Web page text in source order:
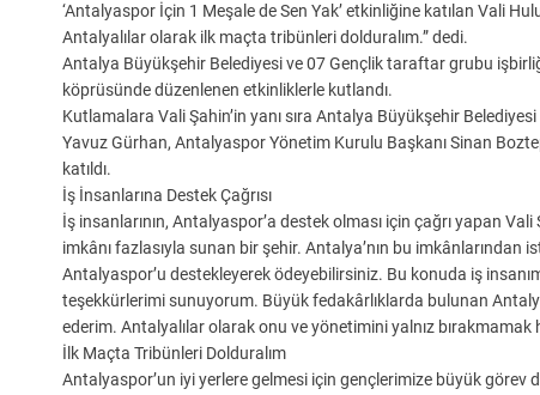
‘Antalyaspor İçin 1 Meşale de Sen Yak’ etkinliğine katılan Vali
Antalyalılar olarak ilk maçta tribünleri dolduralım.” dedi.
Antalya Büyükşehir Belediyesi ve 07 Gençlik taraftar grubu
köprüsünde düzenlenen etkinliklerle kutlandı.
Kutlamalara Vali Şahin’in yanı sıra Antalya Büyükşehir
Yavuz Gürhan, Antalyaspor Yönetim Kurulu Başkanı Sinan
katıldı.
İş İnsanlarına Destek Çağrısı
İş insanlarının, Antalyaspor’a destek olması için çağrı yapan
imkânı fazlasıyla sunan bir şehir. Antalya’nın bu
Antalyaspor’u destekleyerek ödeyebilirsiniz. Bu konuda iş
teşekkürlerimi sunuyorum. Büyük fedakârlıklarda bulunan
ederim. Antalyalılar olarak onu ve yönetimini yalnız bırakmamak
İlk Maçta Tribünleri Dolduralım
Antalyaspor’un iyi yerlere gelmesi için gençlerimize büyük görev